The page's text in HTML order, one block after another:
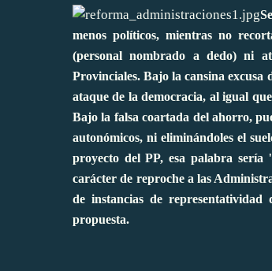
menos políticos, mientras no
(personal nombrado a dedo) ni
Provinciales. Bajo la cansina
ataque de la democracia, al igual
Bajo la falsa coartada del ahorro,
autonómicos, ni eliminándoles el
proyecto del PP, esa palabra
carácter de reproche a las
de instancias de
propuesta.